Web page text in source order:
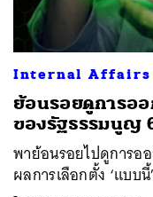
Internal Affairs
ย้อนรอยดูการอ
ของรัฐธรรมนูญ
พาย้อนรอยไปดูการอ
ผลการเลือกตั้ง ‘แบบนี้’